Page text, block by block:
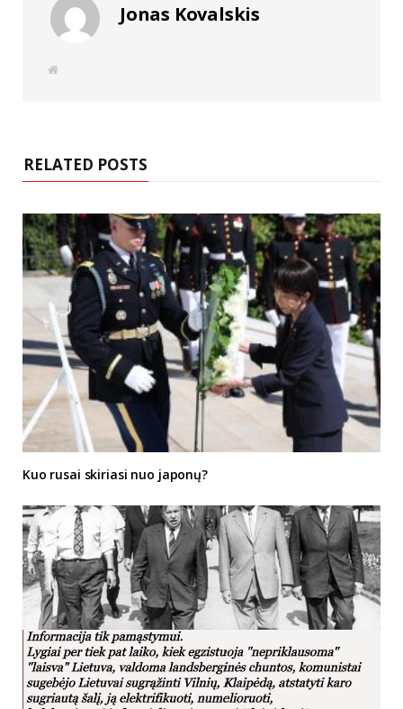
Jonas Kovalskis
W
RELATED POSTS
Kuo rusai skiriasi nuo japonų?